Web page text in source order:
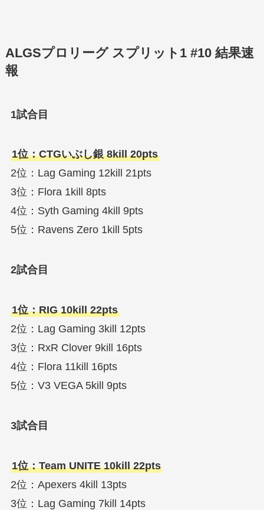
ALGSプロリーグ スプリット1 #10 結果速
報
1試合目
1位：CTGいぶし銀 8kill 20pts
2位：Lag Gaming 12kill 21pts
3位：Flora 1kill 8pts
4位：Syth Gaming 4kill 9pts
5位：Ravens Zero 1kill 5pts
2試合目
1位：RIG 10kill 22pts
2位：Lag Gaming 3kill 12pts
3位：RxR Clover 9kill 16pts
4位：Flora 11kill 16pts
5位：V3 VEGA 5kill 9pts
3試合目
1位：Team UNITE 10kill 22pts
2位：Apexers 4kill 13pts
3位：Lag Gaming 7kill 14pts